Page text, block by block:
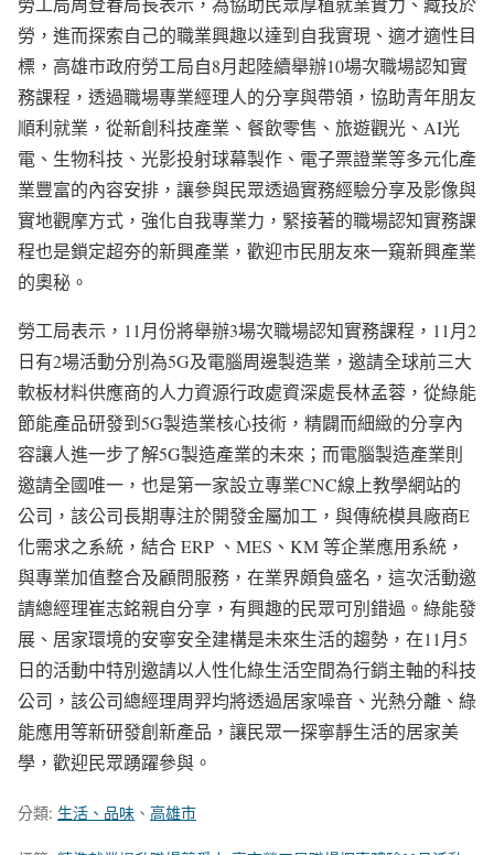
勞，進而探索自己的職業興趣以達到自我實現、適才適性目
標，高雄市政府勞工局自8月起陸續舉辦10場次職場認知實
務課程，透過職場專業經理人的分享與帶領，協助青年朋友
順利就業，從新創科技產業、餐飲零售、旅遊觀光、AI光
電、生物科技、光影投射球幕製作、電子票證業等多元化產
業豐富的內容安排，讓參與民眾透過實務經驗分享及影像與
實地觀摩方式，強化自我專業力，緊接著的職場認知實務課
程也是鎖定超夯的新興產業，歡迎市民朋友來一窺新興產業
的奧秘。
勞工局表示，11月份將舉辦3場次職場認知實務課程，11月2
日有2場活動分別為5G及電腦周邊製造業，邀請全球前三大
軟板材料供應商的人力資源行政處資深處長林孟蓉，從綠能
節能產品研發到5G製造業核心技術，精闢而細緻的分享內
容讓人進一步了解5G製造產業的未來；而電腦製造產業則
邀請全國唯一，也是第一家設立專業CNC線上教學網站的
公司，該公司長期專注於開發金屬加工，與傳統模具廠商E
化需求之系統，結合 ERP 、MES、KM 等企業應用系統，
與專業加值整合及顧問服務，在業界頗負盛名，這次活動邀
請總經理崔志銘親自分享，有興趣的民眾可別錯過。綠能發
展、居家環境的安寧安全建構是未來生活的趨勢，在11月5
日的活動中特別邀請以人性化綠生活空間為行銷主軸的科技
公司，該公司總經理周羿均將透過居家噪音、光熱分離、綠
能應用等新研發創新產品，讓民眾一探寧靜生活的居家美
學，歡迎民眾踴躍參與。
分類: 生活、品味 、 高雄市